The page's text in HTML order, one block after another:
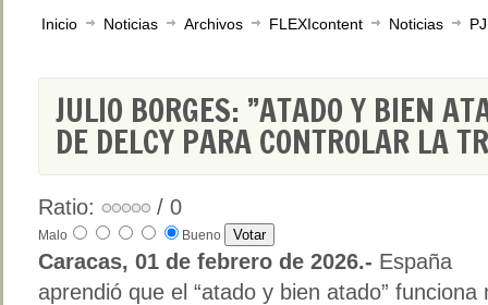
Inicio Noticias Archivos FLEXIcontent Noticias
JULIO BORGES: ”ATADO Y BIEN
DE DELCY PARA CONTROLAR LA
Ratio: / 0
Malo Bueno
Caracas, 01 de febrero de 2026.- España
aprendió que el “atado y bien atado”